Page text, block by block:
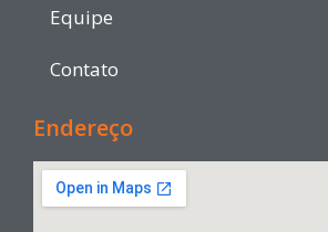
Equipe
Contato
Endereço